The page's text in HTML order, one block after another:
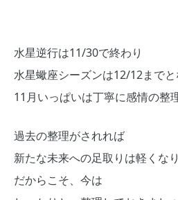
水星逆行は11/30で終わり
水星蠍座シーズンは12/12までと
11月いっぱいは丁寧に感情の整
過去の整理がされれば
新たな未来への足取りは軽くなり
だからこそ、今は